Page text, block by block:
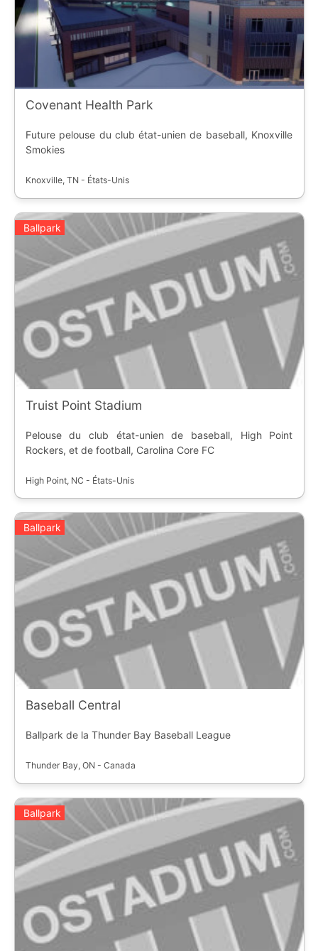
Covenant Health Park
Future pelouse du club état-unien de baseball, Knoxville
Smokies
Knoxville, TN - États-Unis
Ballpark
Truist Point Stadium
Pelouse du club état-unien de baseball, High Point
Rockers, et de football, Carolina Core FC
High Point, NC - États-Unis
Ballpark
Baseball Central
Ballpark de la Thunder Bay Baseball League
Thunder Bay, ON - Canada
Ballpark